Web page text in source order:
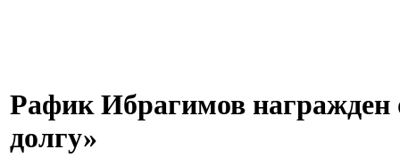
Рафик Ибрагимов награжден
долгу»